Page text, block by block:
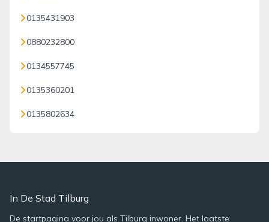
0135431903
0880232800
0134557745
0135360201
0135802634
In De Stad Tilburg
De startpagina voor jou als Tilburg inwoner. Het laatste